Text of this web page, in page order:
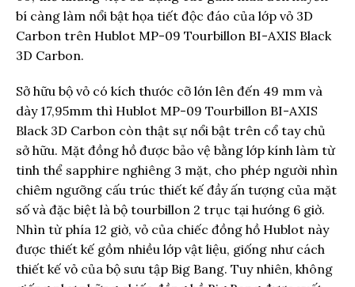
bí càng làm nổi bật họa tiết độc đáo của lớp vỏ 3D
Carbon trên Hublot MP-09 Tourbillon BI-AXIS Black
3D Carbon.
Sở hữu bộ vỏ có kích thước cỡ lớn lên đến 49 mm và
dày 17,95mm thì Hublot MP-09 Tourbillon BI-AXIS
Black 3D Carbon còn thật sự nổi bật trên cổ tay chủ
sở hữu. Mặt đồng hồ được bảo vệ bằng lớp kính làm từ
tinh thể sapphire nghiêng 3 mặt, cho phép người nhìn
chiêm ngưỡng cấu trúc thiết kế đầy ấn tượng của mặt
số và đặc biệt là bộ tourbillon 2 trục tại hướng 6 giờ.
Nhìn từ phía 12 giờ, vỏ của chiếc đồng hồ Hublot này
được thiết kế gồm nhiều lớp vật liệu, giống như cách
thiết kế vỏ của bộ sưu tập Big Bang. Tuy nhiên, không